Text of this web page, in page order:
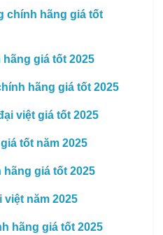
chính hãng giá tốt
giá tốt 2025
hãng giá tốt 2025
việt giá tốt 2025
tốt năm 2025
giá tốt 2025
việt năm 2025
hãng giá tốt 2025